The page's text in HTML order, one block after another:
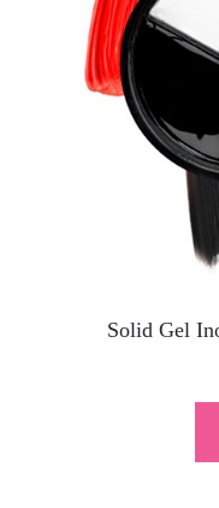
Solid Gel